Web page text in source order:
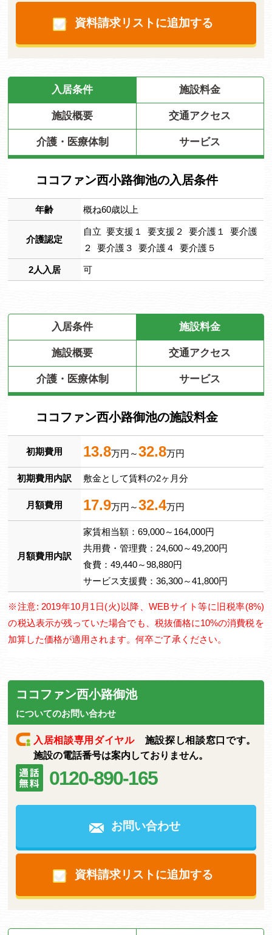
資料請求リストに追加する
入居条件 施設料金
施設概要 交通アクセス
介護・医療体制 サービス
ココファン西小路御池の入居条件
年齢 概ね60歳以上
介護認定
自立 要支援１ 要支援２ 要介護１ 要介護
２ 要介護３ 要介護４ 要介護５
2人入居 可
入居条件 施設料金
施設概要 交通アクセス
介護・医療体制 サービス
ココファン西小路御池の施設料金
初期費用 13.8万円～32.8万円
初期費用内訳 敷金として賃料の2ヶ月分
月額費用 17.9万円～32.4万円
月額費用内訳
家賃相当額：69,000～164,000円
共用費・管理費：24,600～49,200円
食費：49,440～98,880円
サービス支援費：36,300～41,800円
※注意: 2019年10月1日(火)以降、WEBサイト等に旧税率(8%)
の税込表示が残っていた場合でも、税抜価格に10%の消費税を
加算した価格が適用されます。何卒ご了承ください。
ココファン西小路御池
についてのお問い合わせ
入居相談専用ダイヤル施設探し相談窓口です。
施設の電話番号は案内しておりません。
0120-890-165
お問い合わせ
資料請求リストに追加する